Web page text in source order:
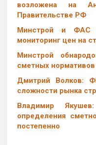
возложена на
Правительстве РФ
Минстрой и ФАС
мониторинг цен на
Минстрой
сметных нормативов
Дмитрий Волков:
сложности рынка
Владимир
определения
постепенно